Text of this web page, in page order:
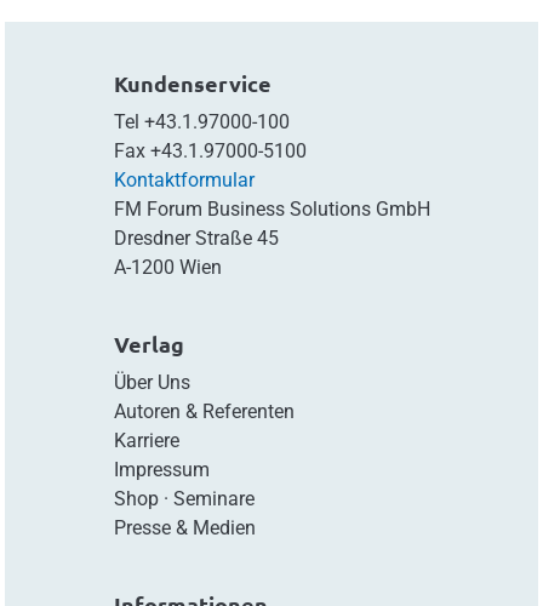
Kundenservice
Tel +43.1.97000-100
Fax +43.1.97000-5100
Kontaktformular
FM Forum Business Solutions GmbH
Dresdner Straße 45
A-1200 Wien
Verlag
Über Uns
Autoren & Referenten
Karriere
Impressum
Shop· Seminare
Presse & Medien